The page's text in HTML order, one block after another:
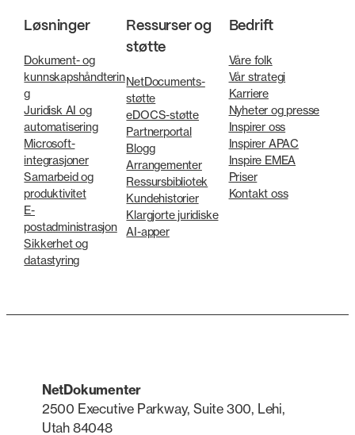
Løsninger
Dokument- og
kunnskapshåndterin
g
Juridisk AI og
automatisering
Microsoft-
integrasjoner
Samarbeid og
produktivitet
E-
postadministrasjon
Sikkerhet og
datastyring
Ressurser og
støtte
NetDocuments-
støtte
eDOCS-støtte
Partnerportal
Blogg
Arrangementer
Ressursbibliotek
Kundehistorier
Klargjorte juridiske
AI-apper
Bedrift
Våre folk
Vår strategi
Karriere
Nyheter og presse
Inspirer oss
Inspirer APAC
Inspire EMEA
Priser
Kontakt oss
NetDokumenter
2500 Executive Parkway, Suite 300, Lehi,
Utah 84048